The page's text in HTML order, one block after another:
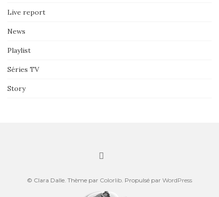
Live report
News
Playlist
Séries TV
Story
© Clara Dalle. Thème par Colorlib. Propulsé par WordPress